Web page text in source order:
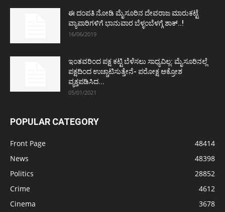
ಈ ದಂಪತಿ ನೋಡಿ ಮೈಸೂರಿನ ದೇವರಾಜ ಮಾರುಕಟ್ಟೆ
ವ್ಯಾಪಾರಿಗಳಿಗೆ ಭಾನುವಾರ ಬೆಳ್ಳಂಬೆಳಗ್ಗೆ ಶಾಕ್..!
16/06/2019
ಇಂತವರಿಂದ ಪಕ್ಷ ಕಟ್ಟಿ ಬೆಳೆಸಲು ಸಾಧ್ಯವಿಲ್ಲ: ಮೈಸೂರಿನಲ್ಲೆ
ಪಕ್ಷದಿಂದ ಉಚ್ಚಾಟಿಸುತ್ತೇನೆ- ಪರೋಕ್ಷ ಆಕ್ರೋಶ
ವ್ಯಕ್ತಪಡಿಸಿದ...
05/01/2021
POPULAR CATEGORY
Front Page
48414
News
48398
Politics
28852
Crime
4612
Cinema
3678